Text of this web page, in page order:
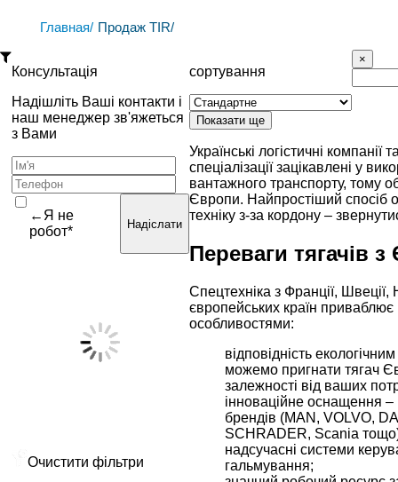
Главная/ Продаж TIR/
Консультація
Надішліть Ваші контакти і
наш менеджер зв'яжеться
з Вами
←Я не
робот*
Надіслати
Очистити фільтри
сортування
Українські логістичні компанії
спеціалізації зацікавлені у
вантажного транспорту, тому
Європи. Найпростіший спосіб
техніку з-за кордону –
Переваги тягачів
Спецтехніка з Франції, Швеції,
європейських країн
особливостями:
відповідність
можемо пригнати тягач
залежності від ваших
інноваційне оснащення –
брендів (MAN, VOLVO,
SCHRADER, Scania
надсучасні системи
гальмування;